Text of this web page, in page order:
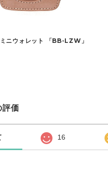
ニウォレット 「BB-LZW」
評価
16